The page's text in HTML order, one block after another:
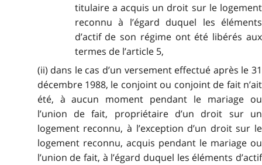
titulaire a acquis un droit sur le logement
reconnu à l’égard duquel les éléments
d’actif de son régime ont été libérés aux
termes de l’article 5,
(ii) dans le cas d’un versement effectué après le 31
décembre 1988, le conjoint ou conjoint de fait n’ait
été, à aucun moment pendant le mariage ou
l’union de fait, propriétaire d’un droit sur un
logement reconnu, à l’exception d’un droit sur le
logement reconnu, acquis pendant le mariage ou
l’union de fait, à l’égard duquel les éléments d’actif